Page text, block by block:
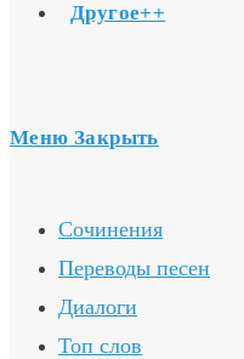
Другое++
Меню Закрыть
Сочинения
Переводы песен
Диалоги
Топ слов